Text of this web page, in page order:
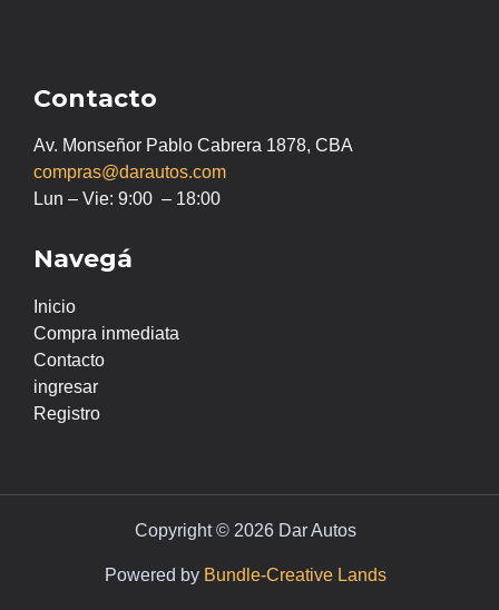
Contacto
Av. Monseñor Pablo Cabrera 1878, CBA
compras@darautos.com
Lun – Vie: 9:00 – 18:00
Navegá
Inicio
Compra inmediata
Contacto
ingresar
Registro
Copyright © 2026 Dar Autos
Powered by Bundle-Creative Lands